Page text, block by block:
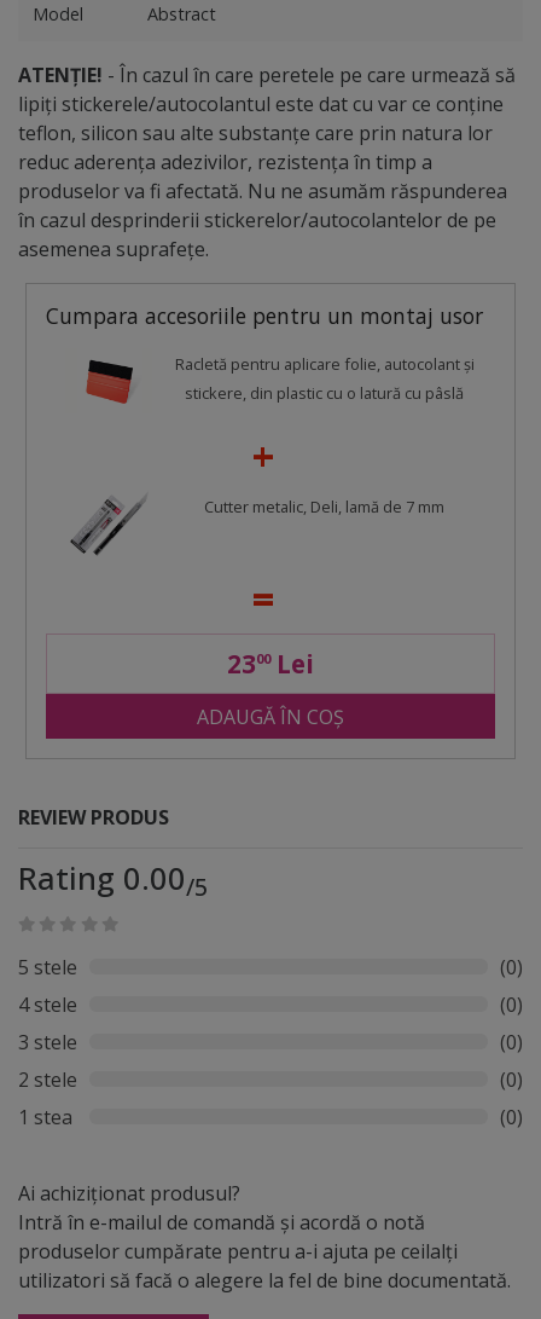
Model Abstract
ATENȚIE! - În cazul în care peretele pe care urmează să
lipiți stickerele/autocolantul este dat cu var ce conține
teflon, silicon sau alte substanțe care prin natura lor
reduc aderența adezivilor, rezistența în timp a
produselor va fi afectată. Nu ne asumăm răspunderea
în cazul desprinderii stickerelor/autocolantelor de pe
asemenea suprafețe.
Cumpara accesoriile pentru un montaj usor
Racletă pentru aplicare folie, autocolant şi
stickere, din plastic cu o latură cu pâslă
Cutter metalic, Deli, lamă de 7 mm
2300Lei
ADAUGĂ ÎN COȘ
REVIEW PRODUS
Rating 0.00/5
5 stele
(0)
4 stele
(0)
3 stele
(0)
2 stele
(0)
1 stea
(0)
Ai achiziționat produsul?
Intră în e-mailul de comandă și acordă o notă
produselor cumpărate pentru a-i ajuta pe ceilalți
utilizatori să facă o alegere la fel de bine documentată.